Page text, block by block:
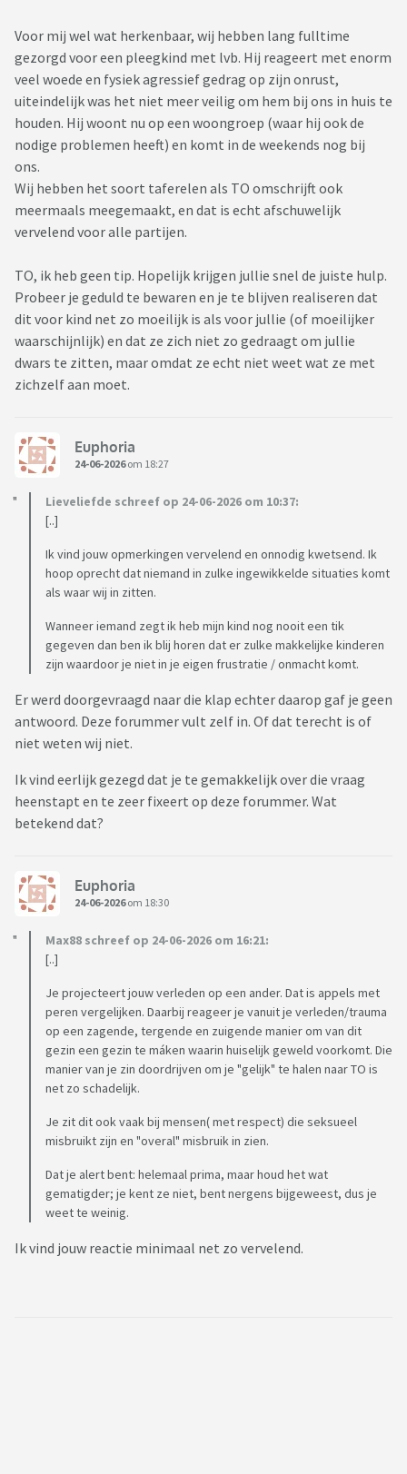
Voor mij wel wat herkenbaar, wij hebben lang fulltime
gezorgd voor een pleegkind met lvb. Hij reageert met enorm
veel woede en fysiek agressief gedrag op zijn onrust,
uiteindelijk was het niet meer veilig om hem bij ons in huis te
houden. Hij woont nu op een woongroep (waar hij ook de
nodige problemen heeft) en komt in de weekends nog bij
ons.
Wij hebben het soort taferelen als TO omschrijft ook
meermaals meegemaakt, en dat is echt afschuwelijk
vervelend voor alle partijen.
TO, ik heb geen tip. Hopelijk krijgen jullie snel de juiste hulp.
Probeer je geduld te bewaren en je te blijven realiseren dat
dit voor kind net zo moeilijk is als voor jullie (of moeilijker
waarschijnlijk) en dat ze zich niet zo gedraagt om jullie
dwars te zitten, maar omdat ze echt niet weet wat ze met
zichzelf aan moet.
Euphoria
24-06-2026om 18:27
Lieveliefde schreef op 24-06-2026 om 10:37:
[..]
Ik vind jouw opmerkingen vervelend en onnodig kwetsend. Ik
hoop oprecht dat niemand in zulke ingewikkelde situaties komt
als waar wij in zitten.
Wanneer iemand zegt ik heb mijn kind nog nooit een tik
gegeven dan ben ik blij horen dat er zulke makkelijke kinderen
zijn waardoor je niet in je eigen frustratie / onmacht komt.
Er werd doorgevraagd naar die klap echter daarop gaf je geen
antwoord. Deze forummer vult zelf in. Of dat terecht is of
niet weten wij niet.
Ik vind eerlijk gezegd dat je te gemakkelijk over die vraag
heenstapt en te zeer fixeert op deze forummer. Wat
betekend dat?
Euphoria
24-06-2026om 18:30
Max88 schreef op 24-06-2026 om 16:21:
[..]
Je projecteert jouw verleden op een ander. Dat is appels met
peren vergelijken. Daarbij reageer je vanuit je verleden/trauma
op een zagende, tergende en zuigende manier om van dit
gezin een gezin te máken waarin huiselijk geweld voorkomt. Die
manier van je zin doordrijven om je "gelijk" te halen naar TO is
net zo schadelijk.
Je zit dit ook vaak bij mensen( met respect) die seksueel
misbruikt zijn en "overal" misbruik in zien.
Dat je alert bent: helemaal prima, maar houd het wat
gematigder; je kent ze niet, bent nergens bijgeweest, dus je
weet te weinig.
Ik vind jouw reactie minimaal net zo vervelend.